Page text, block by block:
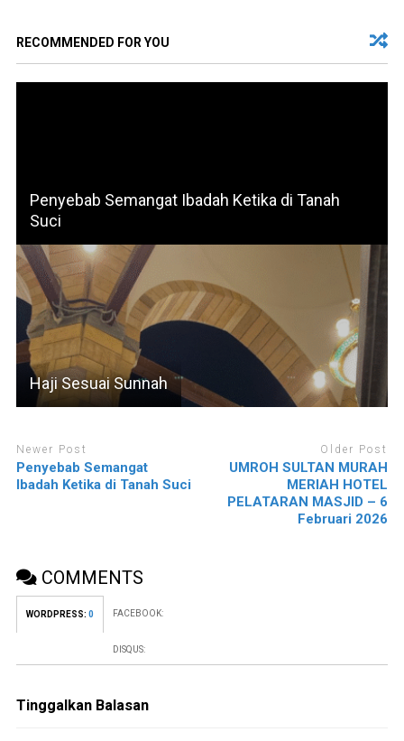
RECOMMENDED FOR YOU
Penyebab Semangat Ibadah Ketika di Tanah
Suci
Haji Sesuai Sunnah
Newer Post
Penyebab Semangat
Ibadah Ketika di Tanah Suci
Older Post
UMROH SULTAN MURAH
MERIAH HOTEL
PELATARAN MASJID – 6
Februari 2026
COMMENTS
WORDPRESS: 0 FACEBOOK:
DISQUS:
Tinggalkan Balasan